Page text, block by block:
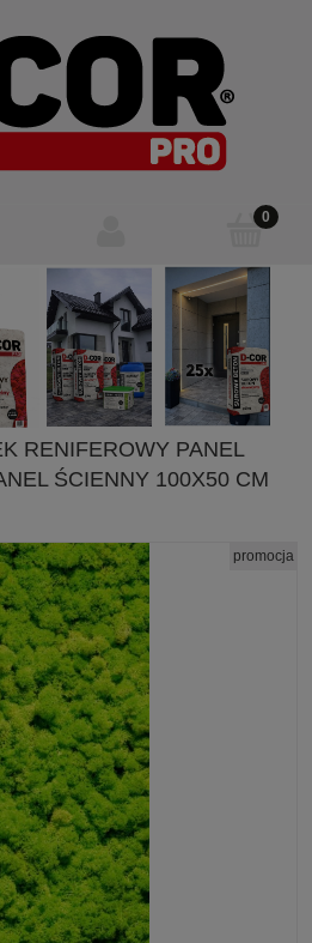
RENIFEROWY PANEL
ŚCIENNY 100X50 CM
promocja